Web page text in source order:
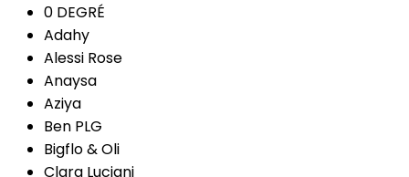
0 DEGRÉ
Adahy
Alessi Rose
Anaysa
Aziya
Ben PLG
Bigflo & Oli
Clara Luciani